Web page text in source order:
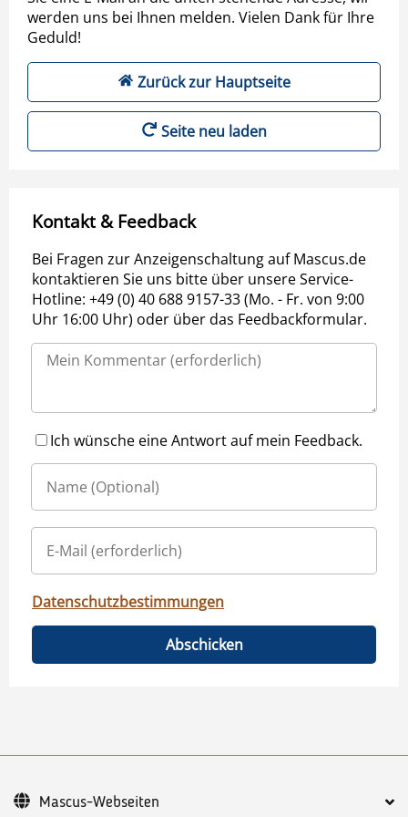
werden uns bei Ihnen melden. Vielen Dank für Ihre
Geduld!
Zurück zur Hauptseite
Seite neu laden
Kontakt & Feedback
Bei Fragen zur Anzeigenschaltung auf Mascus.de
kontaktieren Sie uns bitte über unsere Service-
Hotline: +49 (0) 40 688 9157-33 (Mo. - Fr. von 9:00
Uhr 16:00 Uhr) oder über das Feedbackformular.
Ich wünsche eine Antwort auf mein Feedback.
Datenschutzbestimmungen
Abschicken
Mascus-Webseiten